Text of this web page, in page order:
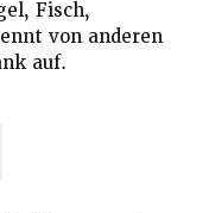
Fisch,
von anderen
auf.